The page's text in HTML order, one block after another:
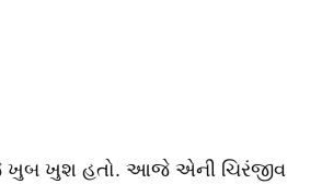
ખુબ ખુશ હતો. આજે એની ચિરંજીવ